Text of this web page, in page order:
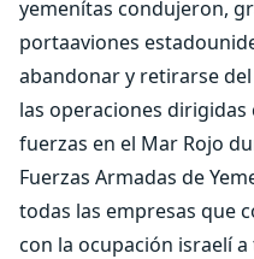
yemenítas condujeron,
portaaviones
abandonar y retirarse
las operaciones
fuerzas en el Mar Rojo
Fuerzas Armadas de
todas las empresas que
con la ocupación israelí